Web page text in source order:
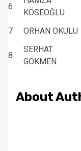
6
KÖSEOĞLU
7 ORHAN OKULU
8
SERHAT
GÖKMEN
About